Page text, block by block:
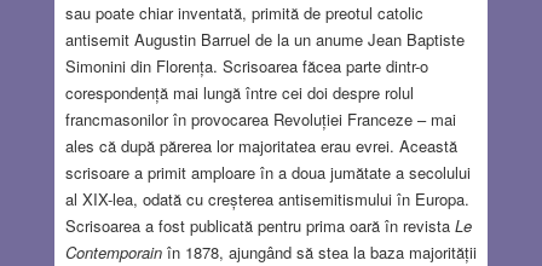
sau poate chiar inventată, primită de preotul catolic
antisemit Augustin Barruel de la un anume Jean Baptiste
Simonini din Florența. Scrisoarea făcea parte dintr-o
corespondență mai lungă între cei doi despre rolul
francmasonilor în provocarea Revoluției Franceze – mai
ales că după părerea lor majoritatea erau evrei. Această
scrisoare a primit amploare în a doua jumătate a secolului
al XIX-lea, odată cu creșterea antisemitismului în Europa.
Scrisoarea a fost publicată pentru prima oară în revista Le
Contemporainîn 1878, ajungând să stea la baza majorității